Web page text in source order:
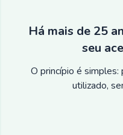
Há mais de 25
seu
O princípio é
utilizado,